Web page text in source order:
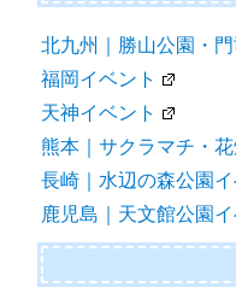
北九州｜勝山公園・
福岡イベント
天神イベント
熊本｜サクラマチ・
長崎｜水辺の森公園イ
鹿児島｜天文館公園イ